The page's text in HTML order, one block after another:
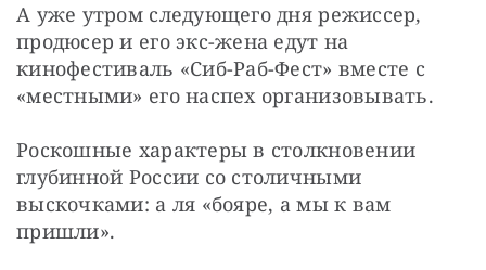
А уже утром следующего дня режиссер,
продюсер и его экс-жена едут на
кинофестиваль «Сиб-Раб-Фест» вместе с
«местными» его наспех организовывать.
Роскошные характеры в столкновении
глубинной России со столичными
выскочками: а ля «бояре, а мы к вам
пришли».